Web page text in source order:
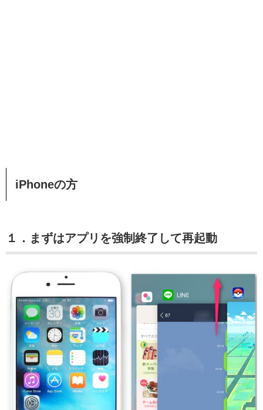
iPhoneの方
１．まずはアプリを強制終了して再起動